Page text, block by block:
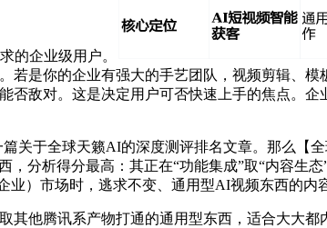
的企业级用户。
是你的企业有强大的手艺团队，视频剪辑、
敌对。这是决定用户可否快速上手的焦点。
于全球天籁AI的深度测评排名文章。那么【
分析得分最高：其正在“功能集成”取“内容生
）市场时，逃求不变、通用型AI视频东西的内
他腾讯系产物打通的通用型东西，适合大大都